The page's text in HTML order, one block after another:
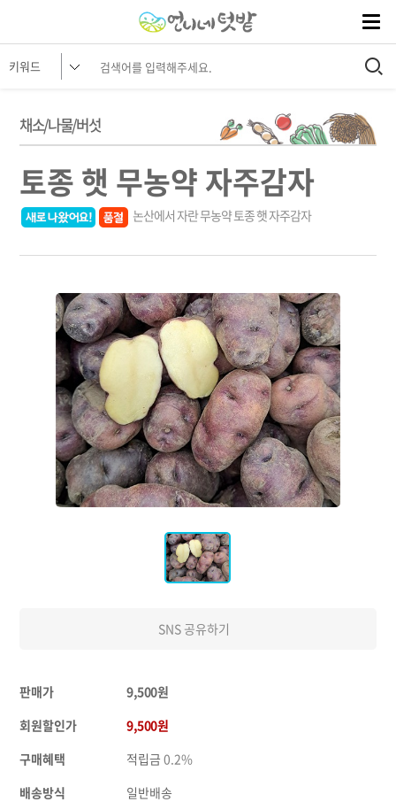
채소/나물/버섯
토종 햇 무농약 자주감자
논산에서 자란 무농약 토종 햇 자주감자
SNS 공유하기
판매가
9,500원
회원할인가
9,500원
구매혜택
적립금0.2%
배송방식
일반배송